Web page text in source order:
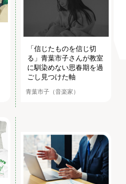
「信じたものを信じ切
る」青葉市子さんが教室
に馴染めない思春期を過
ごし見つけた軸
青葉市子（音楽家）